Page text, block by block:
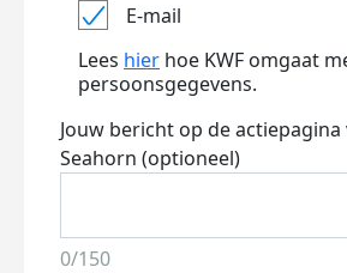
E-mail
Lees hier hoe KWF omgaat
persoonsgegevens.
Jouw bericht op de actiepagina
Seahorn (optioneel)
0/150